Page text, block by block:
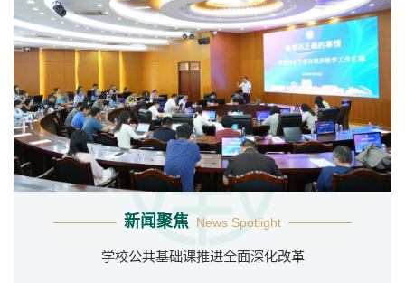
新闻聚焦 News Spotlight
新闻聚焦 News Spotlight
学校公共基础课推进全面深化改革
新闻聚焦 News Spotlight
学校产教研协同育人发展论坛举办
新闻聚焦 News Spotlight
新闻聚焦 News Spotlight
新闻聚焦 News Spotlight
学校公共基础课推进全面深化改革